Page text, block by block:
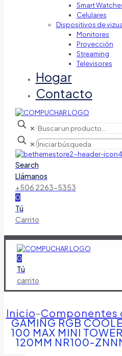
Smart
Celulares
Dispositivos de
Monitores
Proyección
Streaming
Televisores
Hogar
Contacto
✕
✕
Search
Llámanos
+506 2263-5353
0
Tú
Carrito
0
Tú
carrito
Inicio-Componentes
GAMING RGB
100 MAX MINI
120MM NR100-